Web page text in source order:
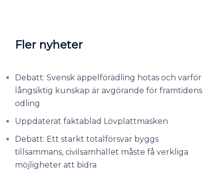
Fler nyheter
Debatt: Svensk äppelförädling hotas och varför
långsiktig kunskap är avgörande för framtidens
odling
Uppdaterat faktablad Lövplattmasken
Debatt: Ett starkt totalförsvar byggs
tillsammans, civilsamhället måste få verkliga
möjligheter att bidra